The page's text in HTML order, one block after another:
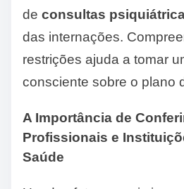
de consultas
das internações.
restrições ajuda a tomar
consciente sobre o plano
A Importância de
Profissionais e
Saúde